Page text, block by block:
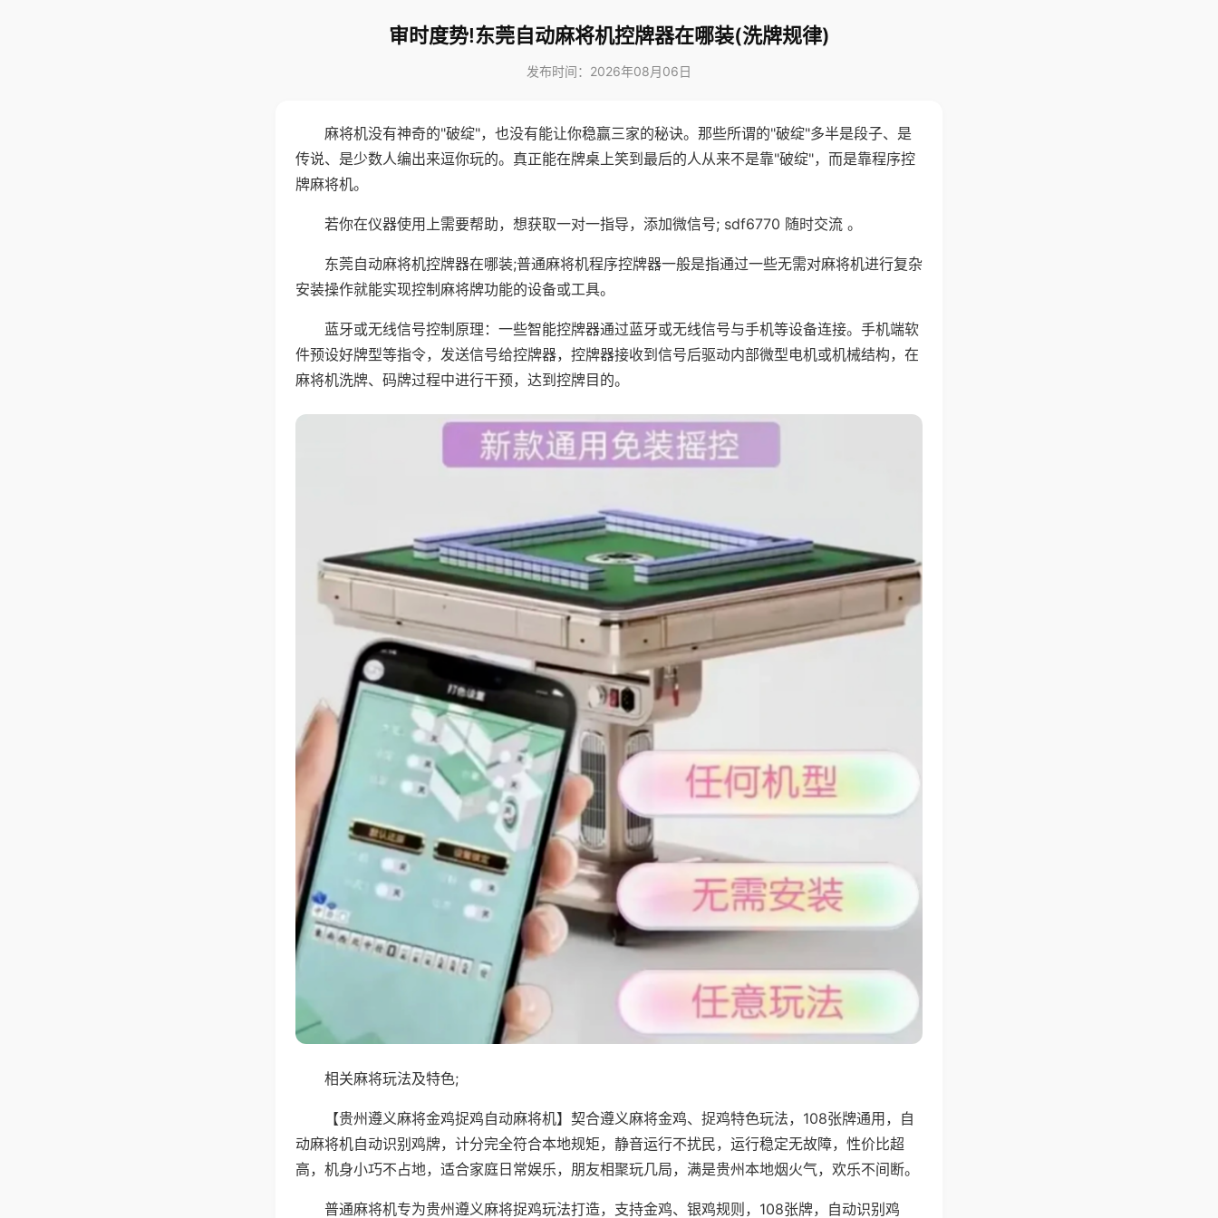
审时度势!东莞自动麻将机控牌器在哪装(洗牌规律)
发布时间：2026年08月06日
麻将机没有神奇的"破绽"，也没有能让你稳赢三家的秘诀。那些所谓的"破绽"多半是段子、是
传说、是少数人编出来逗你玩的。真正能在牌桌上笑到最后的人从来不是靠"破绽"，而是靠程序控
牌麻将机。
若你在仪器使用上需要帮助，想获取一对一指导，添加微信号; sdf6770 随时交流 。
东莞自动麻将机控牌器在哪装;普通麻将机程序控牌器一般是指通过一些无需对麻将机进行复杂
安装操作就能实现控制麻将牌功能的设备或工具。
蓝牙或无线信号控制原理：一些智能控牌器通过蓝牙或无线信号与手机等设备连接。手机端软
件预设好牌型等指令，发送信号给控牌器，控牌器接收到信号后驱动内部微型电机或机械结构，在
麻将机洗牌、码牌过程中进行干预，达到控牌目的。
相关麻将玩法及特色;
【贵州遵义麻将金鸡捉鸡自动麻将机】契合遵义麻将金鸡、捉鸡特色玩法，108张牌通用，自
动麻将机自动识别鸡牌，计分完全符合本地规矩，静音运行不扰民，运行稳定无故障，性价比超
高，机身小巧不占地，适合家庭日常娱乐，朋友相聚玩几局，满是贵州本地烟火气，欢乐不间断。
普通麻将机专为贵州遵义麻将捉鸡玩法打造，支持金鸡、银鸡规则，108张牌，自动识别鸡